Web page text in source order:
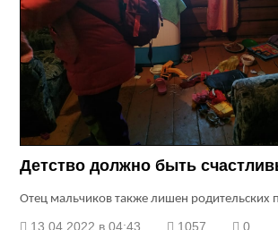
Детство должно быть
Отец мальчиков также лишен родительских
13.04.2022 в 04:43 1057 0